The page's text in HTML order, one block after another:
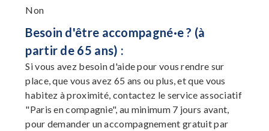
Non
Besoin d'être accompagné·e ? (à
partir de 65 ans) :
Si vous avez besoin d'aide pour vous rendre sur
place, que vous avez 65 ans ou plus, et que vous
habitez à proximité, contactez le service associatif
"Paris en compagnie", au minimum 7 jours avant,
pour demander un accompagnement gratuit par